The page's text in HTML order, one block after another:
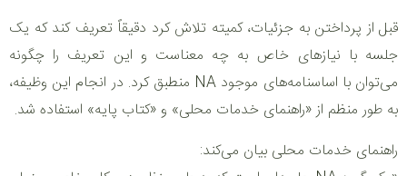
قبل از پرداختن به جزئیات، کمیته تلاش کرد دقیقاً تعریف کند که یک
جلسه با نیازهای خاص به چه معناست و این تعریف را چگونه
می‌توان با اساسنامه‌های موجود NA منطبق کرد. در انجام این وظیفه،
به طور منظم از «راهنمای خدمات محلی» و «کتاب پایه» استفاده شد.
راهنمای خدمات محلی بیان می‌کند: